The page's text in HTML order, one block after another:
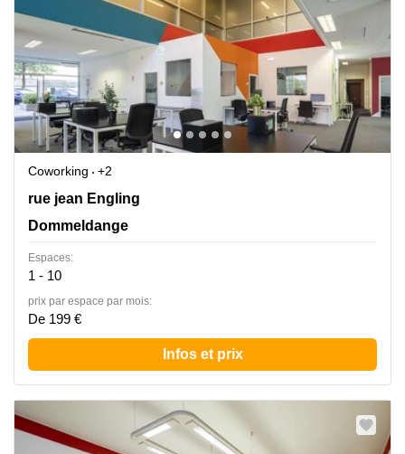
Coworking
+2
2 rue jean Engling, Dommeldange
rue jean Engling
Dommeldange
Espaces:
1 - 10
prix par espace par mois:
De 199 €
Infos et prix